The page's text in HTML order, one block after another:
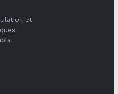
et